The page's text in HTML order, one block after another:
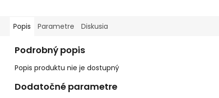
Popis Parametre Diskusia
Podrobný popis
Popis produktu nie je dostupný
Dodatočné parametre